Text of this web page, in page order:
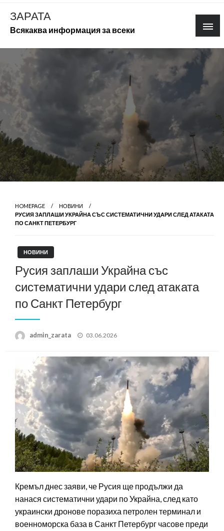
Skip
content
ЗАРАТА
Всякаква информация за всеки
HOMEPAGE
НОВИНИ
РУСИЯ ЗАПЛАШИ УКРАЙНА СЪС СИСТЕМАТИЧНИ УДАРИ СЛЕД АТАКАТА
ПО САНКТ ПЕТЕРБУРГ
НОВИНИ
Русия заплаши Украйна със
систематични удари след атаката
по Санкт Петербург
admin_zarata
Posted
03.06.2026
Кремъл днес заяви, че Русия ще продължи да
нанася систематични удари по Украйна, след като
украински дронове поразиха петролен терминал и
военноморска база в Санкт Петербург часове преди